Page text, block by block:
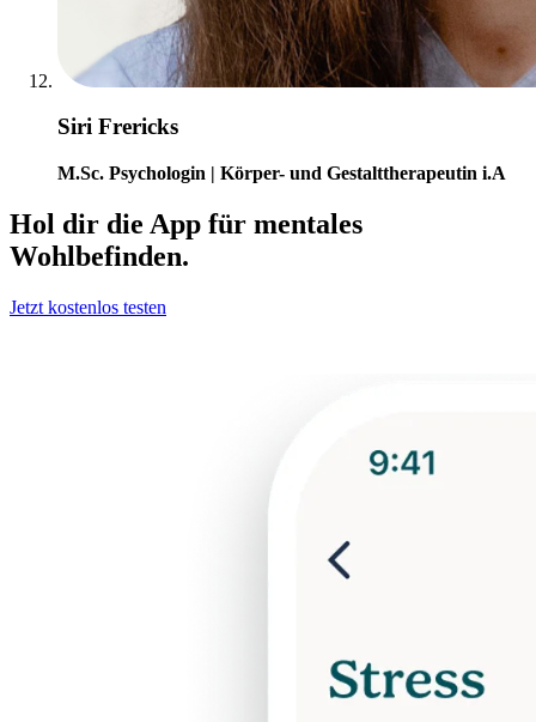
Siri Frericks
M.Sc. Psychologin | Körper- und Gestalttherapeutin i.A
Hol dir die App für mentales
Wohlbefinden.
Jetzt kostenlos testen